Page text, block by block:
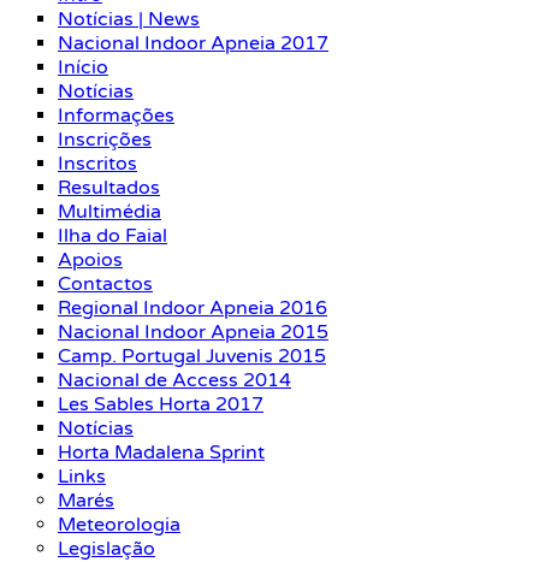
Notícias | News
Nacional Indoor Apneia 2017
Início
Notícias
Informações
Inscrições
Inscritos
Resultados
Multimédia
Ilha do Faial
Apoios
Contactos
Regional Indoor Apneia 2016
Nacional Indoor Apneia 2015
Camp. Portugal Juvenis 2015
Nacional de Access 2014
Les Sables Horta 2017
Notícias
Horta Madalena Sprint
Links
Marés
Meteorologia
Legislação